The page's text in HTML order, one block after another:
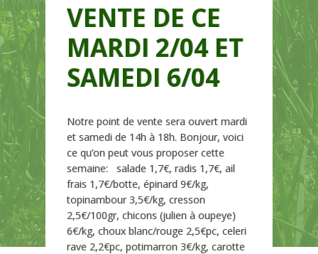
VENTE DE CE
MARDI 2/04 ET
SAMEDI 6/04
Notre point de vente sera ouvert mardi
et samedi de 14h à 18h. Bonjour, voici
ce qu’on peut vous proposer cette
semaine: salade 1,7€, radis 1,7€, ail
frais 1,7€/botte, épinard 9€/kg,
topinambour 3,5€/kg, cresson
2,5€/100gr, chicons (julien à oupeye)
6€/kg, choux blanc/rouge 2,5€pc, celeri
rave 2,2€pc, potimarron 3€/kg, carotte